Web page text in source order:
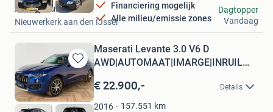
Financiering mogelijk
Alle milieu/emissie zones
Autodebruin
Nieuwerkerk aan den IJssel
Dagtopper
Vandaag
Bewaren
in
Mijn
Favorieten
Maserati Levante 3.0 V6 D
AWD|AUTOMAAT|IMARGE|INRUIL
€ 22.900,- Details
2016 157.551 km